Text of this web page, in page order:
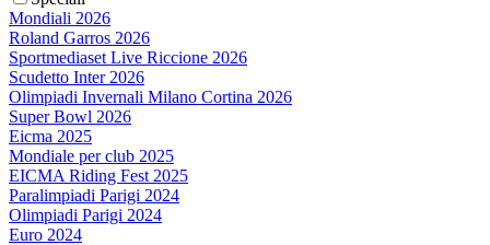
Mondiali 2026
Roland Garros 2026
Sportmediaset Live Riccione 2026
Scudetto Inter 2026
Olimpiadi Invernali Milano Cortina 2026
Super Bowl 2026
Eicma 2025
Mondiale per club 2025
EICMA Riding Fest 2025
Paralimpiadi Parigi 2024
Olimpiadi Parigi 2024
Euro 2024